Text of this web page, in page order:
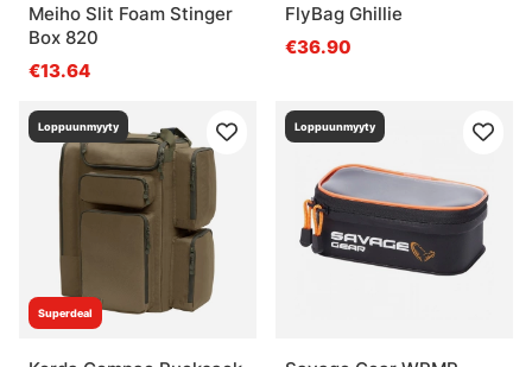
Meiho Slit Foam Stinger
Box 820
€13.64
FlyBag Ghillie
€36.90
Superdeal
Loppuunmyyty Loppuunmyyty